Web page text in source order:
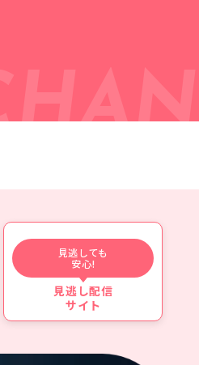
見逃しても
安心!
見逃し配信
サイト